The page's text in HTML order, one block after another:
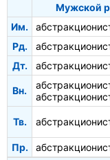
Мужской
Им.
Рд.
Дт.
Вн.
Тв.
Пр.